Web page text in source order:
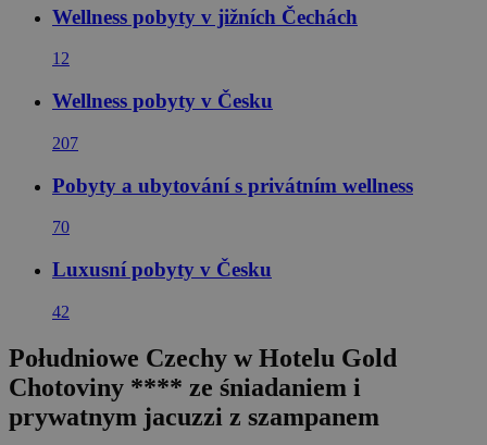
Wellness pobyty v jižních Čechách
12
Wellness pobyty v Česku
207
Pobyty a ubytování s privátním wellness
70
Luxusní pobyty v Česku
42
Południowe Czechy w Hotelu Gold
Chotoviny **** ze śniadaniem i
prywatnym jacuzzi z szampanem